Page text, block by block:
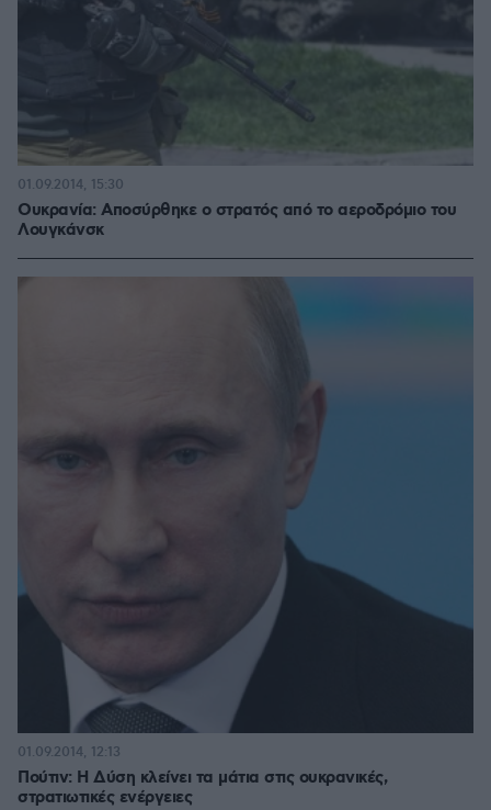
Ουκρανία: Αποσύρθηκε ο στρατός από το αεροδρόμιο του
Λουγκάνσκ
01.09.2014, 15:30
Πούτιν: Η Δύση κλείνει τα μάτια στις ουκρανικές,
στρατιωτικές ενέργειες
01.09.2014, 12:13